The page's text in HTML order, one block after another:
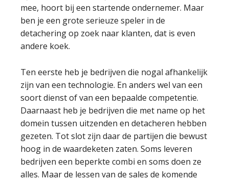
mee, hoort bij een startende ondernemer. Maar
ben je een grote serieuze speler in de
detachering op zoek naar klanten, dat is even
andere koek.
Ten eerste heb je bedrijven die nogal afhankelijk
zijn van een technologie. En anders wel van een
soort dienst of van een bepaalde competentie.
Daarnaast heb je bedrijven die met name op het
domein tussen uitzenden en detacheren hebben
gezeten. Tot slot zijn daar de partijen die bewust
hoog in de waardeketen zaten. Soms leveren
bedrijven een beperkte combi en soms doen ze
alles. Maar de lessen van de sales de komende